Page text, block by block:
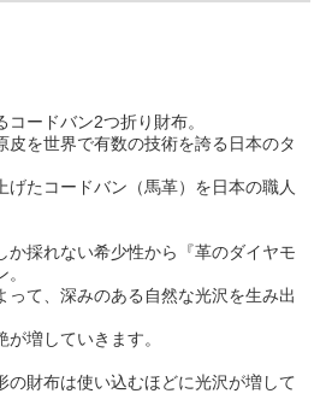
ードバン2つ折り財布。
皮を世界で有数の技術を誇る日本のタ
げたコードバン（馬革）を日本の職人
か採れない希少性から『革のダイヤモ
って、深みのある自然な光沢を生み出
増していきます。
の財布は使い込むほどに光沢が増して